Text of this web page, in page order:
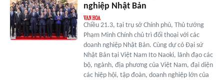
nghiệp Nhật Bản
Chiều 21.3, tại trụ sở Chính phủ, Thủ tướng
Phạm Minh Chính chủ trì đối thoại với các
doanh nghiệp Nhật Bản. Cùng dự có Đại sứ
Nhật Bản tại Việt Nam Ito Naoki, lãnh đạo các
bộ, ngành, địa phương của Việt Nam, đại diện
các hiệp hội, tập đoàn, doanh nghiệp lớn của